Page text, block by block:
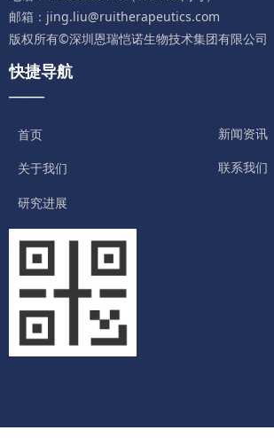
邮箱：jing.liu@ruitherapeutics.com
版权所有©深圳恩瑞恺诺生物技术集团有限公司
首页
关于我们
研究进展
快捷导航
——
新闻资讯
联系我们